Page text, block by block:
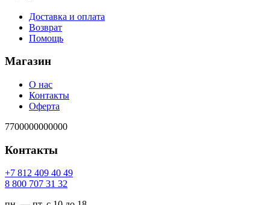
Доставка и оплата
Возврат
Помощь
Магазин
О нас
Контакты
Оферта
7700000000000
Контакты
94 04 904 218 7+
23 13 707 008 8